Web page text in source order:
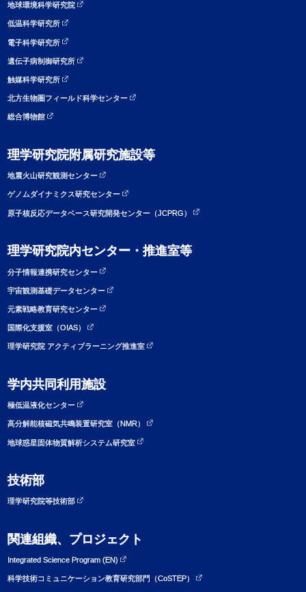
地球環境科学研究院
低温科学研究所
電子科学研究所
遺伝子病制御研究所
触媒科学研究所
北方生物圏フィールド科学センター
総合博物館
理学研究院附属研究施設等
地震火山研究観測センター
ゲノムダイナミクス研究センター
原子核反応データベース研究開発センター（JCPRG）
理学研究院内センター・推進室等
分子情報連携研究センター
宇宙観測基礎データセンター
元素戦略教育研究センター
国際化支援室（OIAS）
理学研究院 アクティブラーニング推進室
学内共同利用施設
極低温液化センター
高分解能核磁気共鳴装置研究室（NMR）
地球惑星固体物質解析システム研究室
技術部
理学研究院等技術部
関連組織、プロジェクト
Integrated Science Program (EN)
科学技術コミュニケーション教育研究部門（CoSTEP）